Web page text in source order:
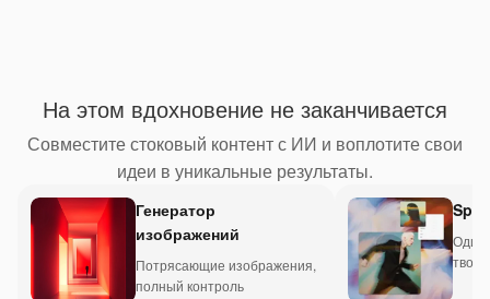
На этом вдохновение не заканчивается
Совместите стоковый контент с ИИ и воплотите свои
идеи в уникальные результаты.
Генератор
изображений
Потрясающие изображения,
полный контроль
Один